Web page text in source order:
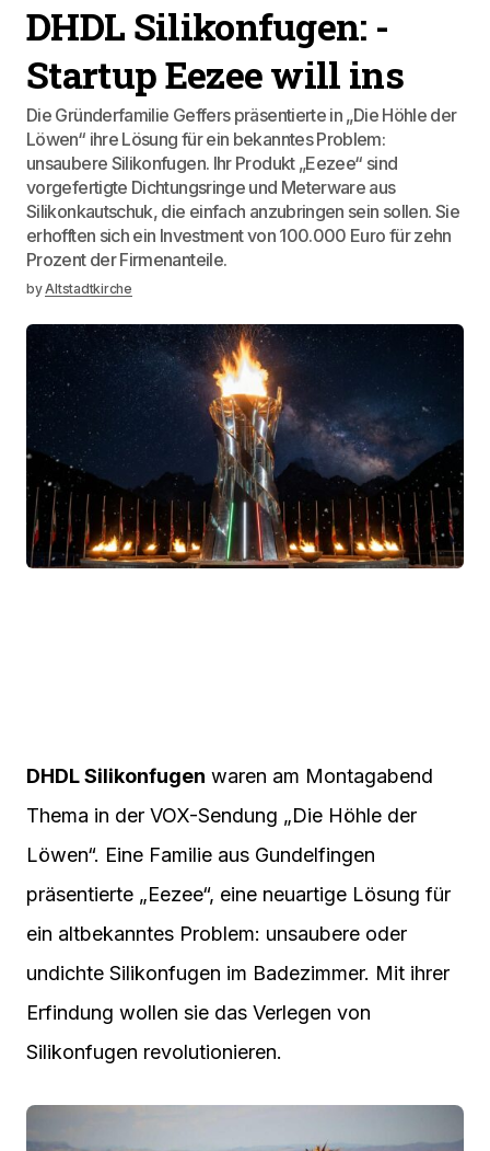
DHDL Silikonfugen: -
Startup Eezee will ins
Die Gründerfamilie Geffers präsentierte in „Die Höhle der
Löwen“ ihre Lösung für ein bekanntes Problem:
unsaubere Silikonfugen. Ihr Produkt „Eezee“ sind
vorgefertigte Dichtungsringe und Meterware aus
Silikonkautschuk, die einfach anzubringen sein sollen. Sie
erhofften sich ein Investment von 100.000 Euro für zehn
Prozent der Firmenanteile.
byAltstadtkirche
DHDL Silikonfugen waren am Montagabend
Thema in der VOX-Sendung „Die Höhle der
Löwen“. Eine Familie aus Gundelfingen
präsentierte „Eezee“, eine neuartige Lösung für
ein altbekanntes Problem: unsaubere oder
undichte Silikonfugen im Badezimmer. Mit ihrer
Erfindung wollen sie das Verlegen von
Silikonfugen revolutionieren.